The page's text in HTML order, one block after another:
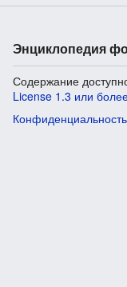
Энциклопедия
Содержание
License 1.3 или
Конфиденциальность